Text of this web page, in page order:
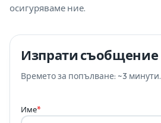
осигуряваме ние.
Изпрати съобщение
Времето за попълване: ~3 минути.
Име*